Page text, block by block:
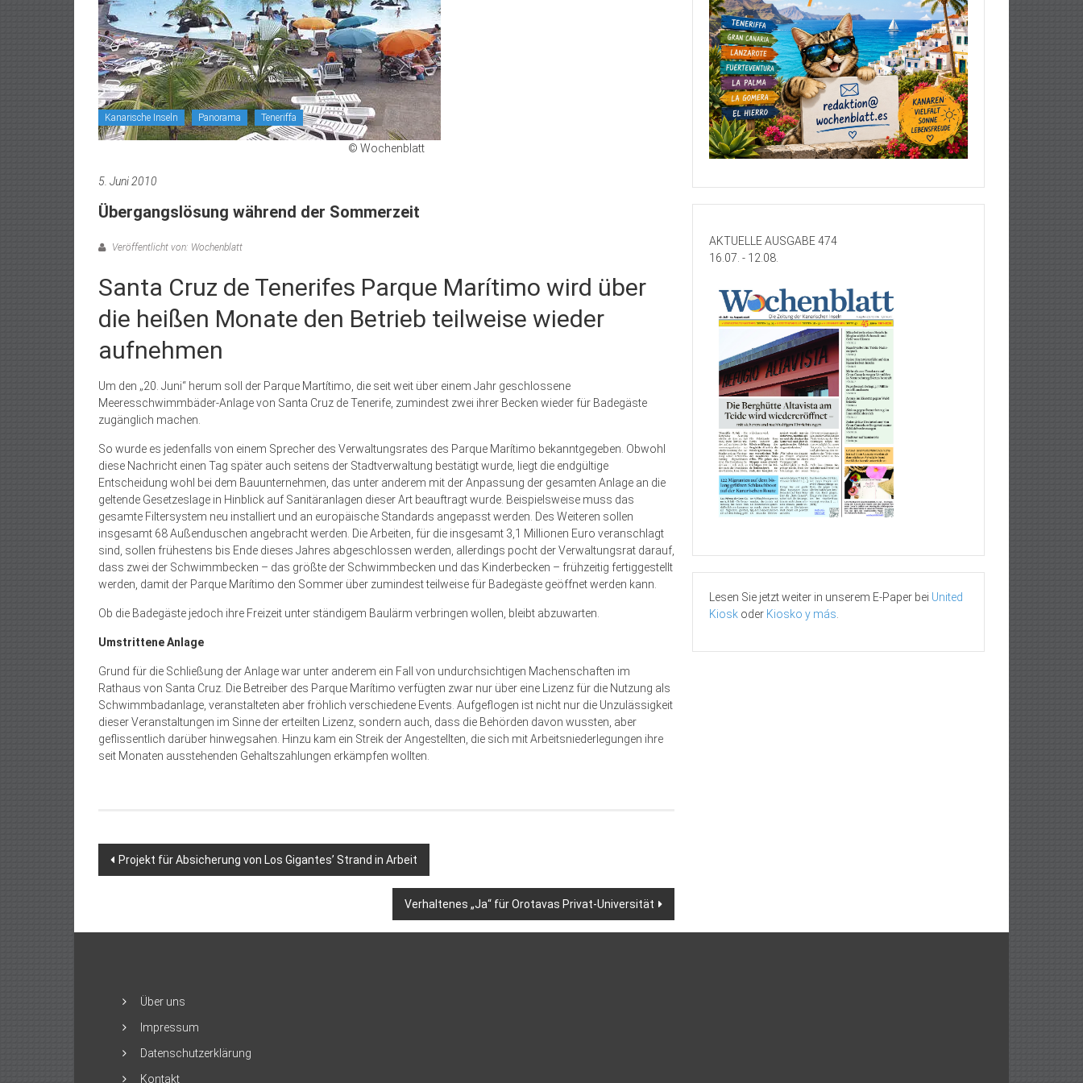
Kanarische Inseln Panorama Teneriffa
© Wochenblatt
5. Juni 2010
Übergangslösung während der Sommerzeit
Veröffentlicht von: Wochenblatt
Santa Cruz de Tenerifes Parque Marítimo wird über
die heißen Monate den Betrieb teilweise wieder
aufnehmen
Um den „20. Juni“ herum soll der Parque Martítimo, die seit weit über einem Jahr geschlossene
Meeresschwimmbäder-Anlage von Santa Cruz de Tenerife, zumindest zwei ihrer Becken wieder für Badegäste
zugänglich machen.
So wurde es jedenfalls von einem Sprecher des Verwaltungsrates des Parque Marítimo bekanntgegeben. Obwohl
diese Nachricht einen Tag später auch seitens der Stadtverwaltung bestätigt wurde, liegt die endgültige
Entscheidung wohl bei dem Bauunternehmen, das unter anderem mit der Anpassung der gesamten Anlage an die
geltende Gesetzeslage in Hinblick auf Sanitäranlagen dieser Art beauftragt wurde. Beispielsweise muss das
gesamte Filtersystem neu installiert und an europäische Standards angepasst werden. Des Weiteren sollen
insgesamt 68 Außenduschen angebracht werden. Die Arbeiten, für die insgesamt 3,1 Millionen Euro veranschlagt
sind, sollen frühestens bis Ende dieses Jahres abgeschlossen werden, allerdings pocht der Verwaltungsrat darauf,
dass zwei der Schwimmbecken – das größte der Schwimmbecken und das Kinderbecken – frühzeitig fertiggestellt
werden, damit der Parque Marítimo den Sommer über zumindest teilweise für Badegäste geöffnet werden kann.
Ob die Badegäste jedoch ihre Freizeit unter ständigem Baulärm verbringen wollen, bleibt abzuwarten.
Umstrittene Anlage
Grund für die Schließung der Anlage war unter anderem ein Fall von undurchsichtigen Machenschaften im
Rathaus von Santa Cruz. Die Betreiber des Parque Marítimo verfügten zwar nur über eine Lizenz für die Nutzung als
Schwimmbadanlage, veranstalteten aber fröhlich verschiedene Events. Aufgeflogen ist nicht nur die Unzulässigkeit
dieser Veranstaltungen im Sinne der erteilten Lizenz, sondern auch, dass die Behörden davon wussten, aber
geflissentlich darüber hinwegsahen. Hinzu kam ein Streik der Angestellten, die sich mit Arbeitsniederlegungen ihre
seit Monaten ausstehenden Gehaltszahlungen erkämpfen wollten.
Beitragsnavigation
Projekt für Absicherung von Los Gigantes’ Strand in Arbeit
Verhaltenes „Ja“ für Orotavas Privat-Universität
AKTUELLE AUSGABE 474
16.07. - 12.08.
Lesen Sie jetzt weiter in unserem E-Paper bei United
Kiosk oder Kiosko y más
Über uns
Impressum
Datenschutzerklärung
Kontakt